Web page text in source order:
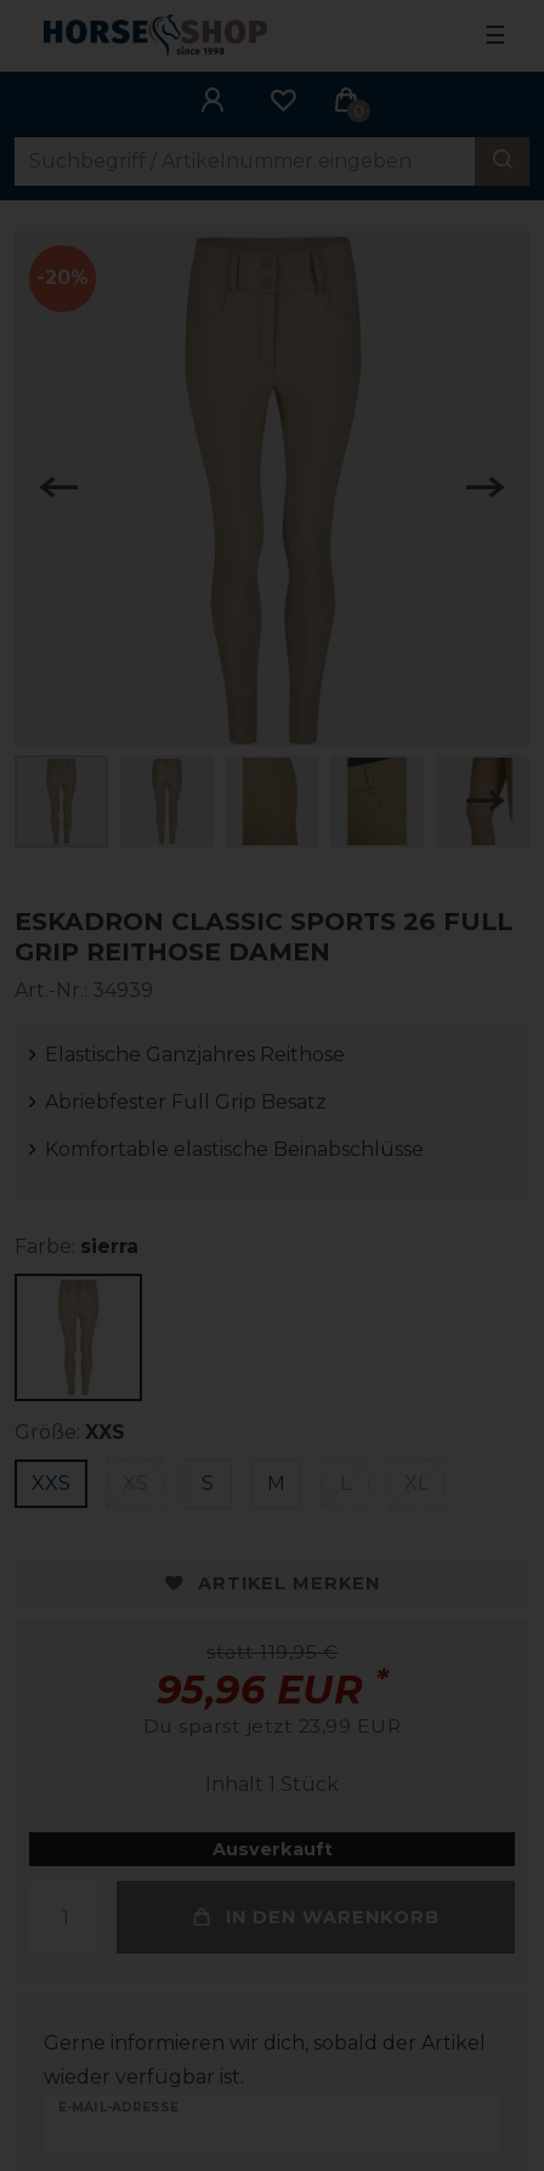
☰
0
-20%
ESKADRON CLASSIC SPORTS 26 FULL
GRIP REITHOSE DAMEN
Art.-Nr.: 34939
Elastische Ganzjahres Reithose
Abriebfester Full Grip Besatz
Komfortable elastische Beinabschlüsse
Farbe: sierra
Größe: XXS
XXS S M
ARTIKEL MERKEN
statt 119,95 €
95,96 EUR *
Du sparst jetzt 23,99 EUR
Inhalt 1 Stück
Ausverkauft
IN DEN WARENKORB
Gerne informieren wir dich, sobald der Artikel
wieder verfügbar ist.
E-MAIL-ADRESSE